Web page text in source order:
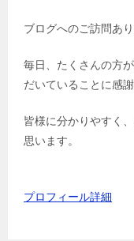
ブログへのご訪問あ
毎日、たくさんの方
だいていることに感謝
皆様に分かりやすく
思います。
プロフィール詳細